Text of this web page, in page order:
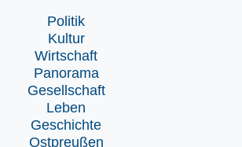
Politik
Kultur
Wirtschaft
Panorama
Gesellschaft
Leben
Geschichte
Ostpreußen